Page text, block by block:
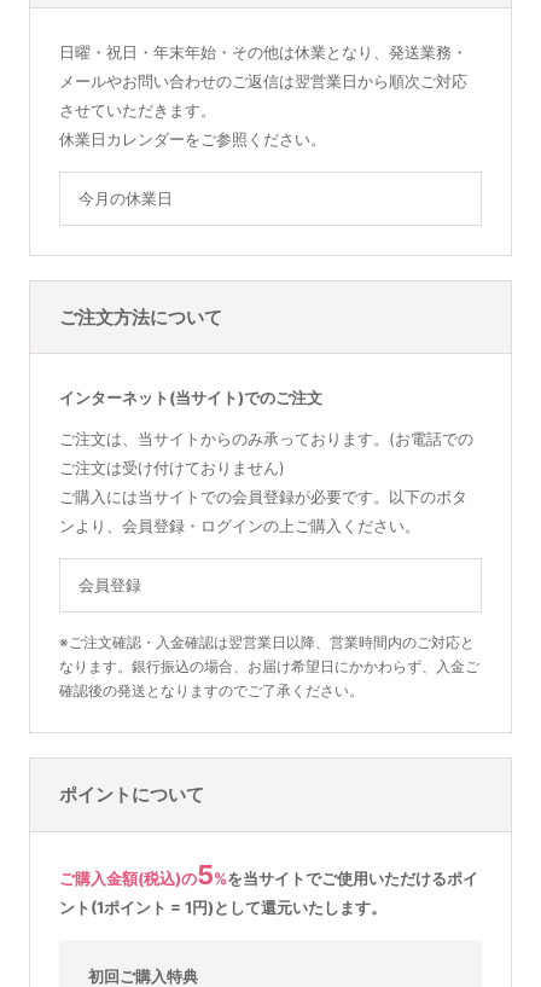
日曜・祝日・年末年始・その他は休業となり、発送業務・
メールやお問い合わせのご返信は翌営業日から順次ご対応
させていただきます。
休業日カレンダーをご参照ください。
今月の休業日
ご注文方法について
インターネット(当サイト)でのご注文
ご注文は、当サイトからのみ承っております。(お電話での
ご注文は受け付けておりません)
ご購入には当サイトでの会員登録が必要です。以下のボタ
ンより、会員登録・ログインの上ご購入ください。
会員登録
※ご注文確認・入金確認は翌営業日以降、営業時間内のご対応と
なります。銀行振込の場合、お届け希望日にかかわらず、入金ご
確認後の発送となりますのでご了承ください。
ポイントについて
ご購入金額(税込)の5%を当サイトでご使用いただけるポイ
ント(1ポイント = 1円)として還元いたします。
初回ご購入特典